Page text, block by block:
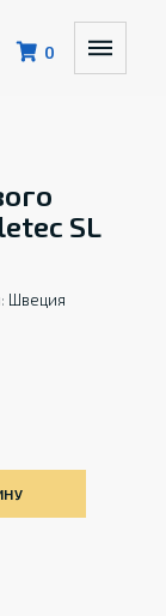
0
SL
Швеция